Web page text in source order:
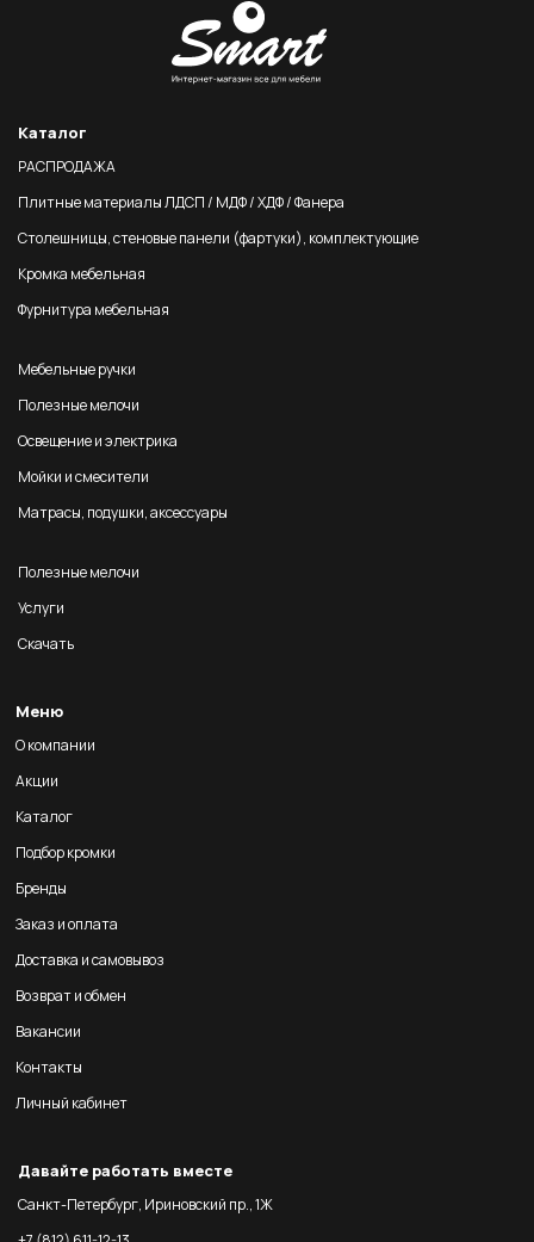
Каталог
РАСПРОДАЖА
Плитные материалы ЛДСП / МДФ / ХДФ / Фанера
Столешницы, стеновые панели (фартуки), комплектующие
Кромка мебельная
Фурнитура мебельная
Мебельные ручки
Полезные мелочи
Освещение и электрика
Мойки и смесители
Матрасы, подушки, аксессуары
Полезные мелочи
Услуги
Скачать
Меню
О компании
Акции
Каталог
Подбор кромки
Бренды
Заказ и оплата
Доставка и самовывоз
Возврат и обмен
Вакансии
Контакты
Личный кабинет
Давайте работать вместе
Санкт-Петербург, Ириновский пр., 1Ж